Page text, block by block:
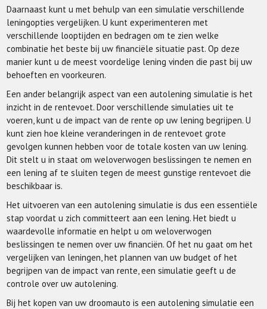
Daarnaast kunt u met behulp van een simulatie verschillende
leningopties vergelijken. U kunt experimenteren met
verschillende looptijden en bedragen om te zien welke
combinatie het beste bij uw financiële situatie past. Op deze
manier kunt u de meest voordelige lening vinden die past bij uw
behoeften en voorkeuren.
Een ander belangrijk aspect van een autolening simulatie is het
inzicht in de rentevoet. Door verschillende simulaties uit te
voeren, kunt u de impact van de rente op uw lening begrijpen. U
kunt zien hoe kleine veranderingen in de rentevoet grote
gevolgen kunnen hebben voor de totale kosten van uw lening.
Dit stelt u in staat om weloverwogen beslissingen te nemen en
een lening af te sluiten tegen de meest gunstige rentevoet die
beschikbaar is.
Het uitvoeren van een autolening simulatie is dus een essentiële
stap voordat u zich committeert aan een lening. Het biedt u
waardevolle informatie en helpt u om weloverwogen
beslissingen te nemen over uw financiën. Of het nu gaat om het
vergelijken van leningen, het plannen van uw budget of het
begrijpen van de impact van rente, een simulatie geeft u de
controle over uw autolening.
Bij het kopen van uw droomauto is een autolening simulatie een